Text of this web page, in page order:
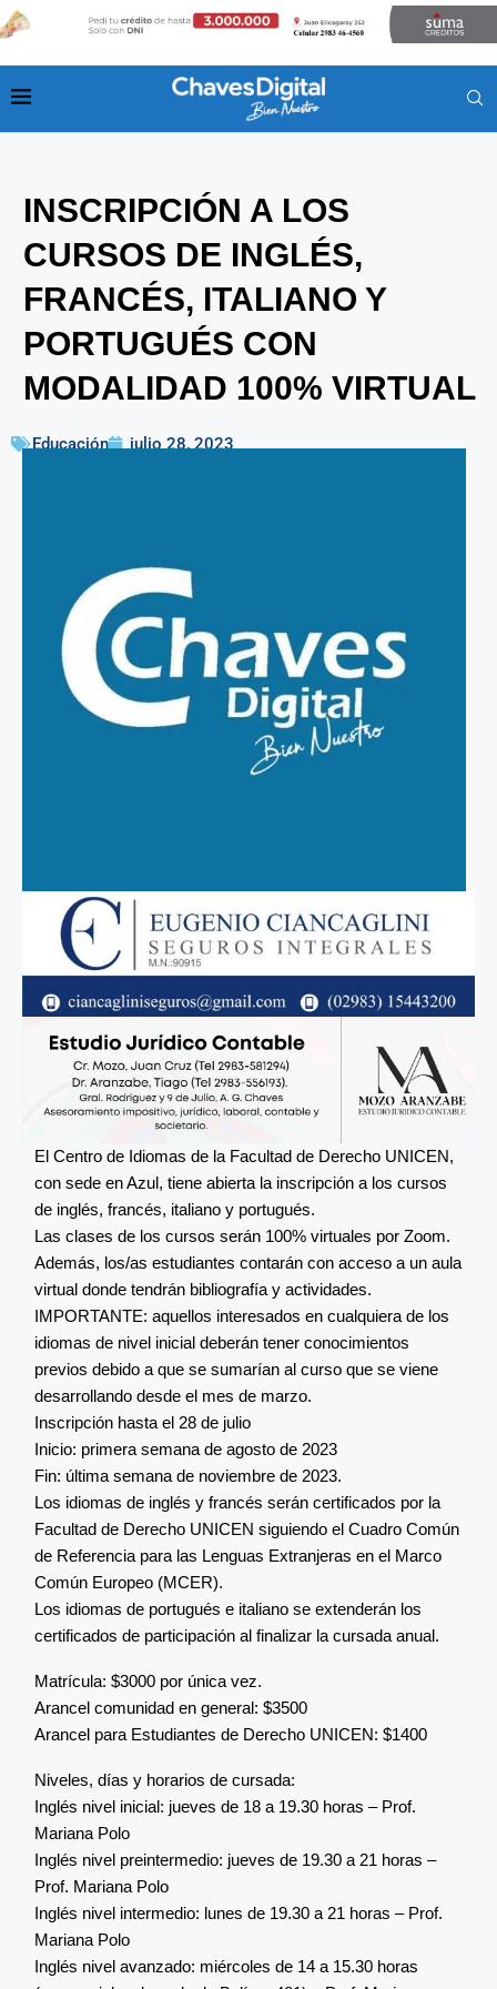
INSCRIPCIÓN A LOS
CURSOS DE INGLÉS,
FRANCÉS, ITALIANO Y
PORTUGUÉS CON
MODALIDAD 100% VIRTUAL
Educación julio 28, 2023
El Centro de Idiomas de la Facultad de Derecho UNICEN,
con sede en Azul, tiene abierta la inscripción a los cursos
de inglés, francés, italiano y portugués.
Las clases de los cursos serán 100% virtuales por Zoom.
Además, los/as estudiantes contarán con acceso a un aula
virtual donde tendrán bibliografía y actividades.
IMPORTANTE: aquellos interesados en cualquiera de los
idiomas de nivel inicial deberán tener conocimientos
previos debido a que se sumarían al curso que se viene
desarrollando desde el mes de marzo.
Inscripción hasta el 28 de julio
Inicio: primera semana de agosto de 2023
Fin: última semana de noviembre de 2023.
Los idiomas de inglés y francés serán certificados por la
Facultad de Derecho UNICEN siguiendo el Cuadro Común
de Referencia para las Lenguas Extranjeras en el Marco
Común Europeo (MCER).
Los idiomas de portugués e italiano se extenderán los
certificados de participación al finalizar la cursada anual.
Matrícula: $3000 por única vez.
Arancel comunidad en general: $3500
Arancel para Estudiantes de Derecho UNICEN: $1400
Niveles, días y horarios de cursada:
Inglés nivel inicial: jueves de 18 a 19.30 horas – Prof.
Mariana Polo
Inglés nivel preintermedio: jueves de 19.30 a 21 horas –
Prof. Mariana Polo
Inglés nivel intermedio: lunes de 19.30 a 21 horas – Prof.
Mariana Polo
Inglés nivel avanzado: miércoles de 14 a 15.30 horas